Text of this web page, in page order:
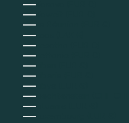
Kosovo (EUR €)
Koweït (EUR €)
La Réunion (EUR €)
Laos (LAK ₭)
Lesotho (EUR €)
Lettonie (EUR €)
Liban (EUR €)
Liberia (EUR €)
Libye (EUR €)
Liechtenstein (CHF CHF)
Lituanie (EUR €)
Luxembourg (EUR €)